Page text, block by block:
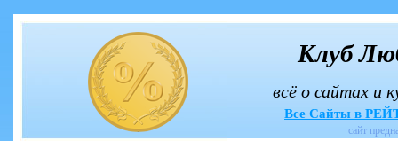
Клуб
всё о сайтах и
Все Сайты в
сайт